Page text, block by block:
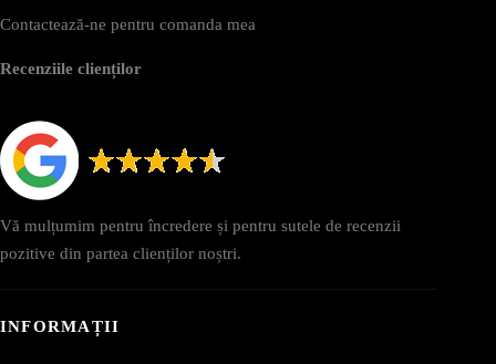
Contactează-ne pentru comanda mea
Recenziile clienților
Vă mulțumim pentru încredere și pentru sutele de recenzii
pozitive din partea clienților noștri.
INFORMAȚII